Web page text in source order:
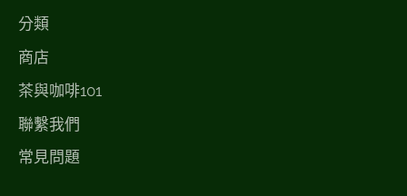
分類
商店
茶與咖啡101
聯繫我們
常見問題